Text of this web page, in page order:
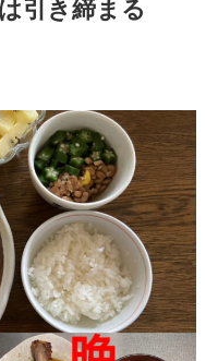
以下）
代）
以上）
性）
引き締まる